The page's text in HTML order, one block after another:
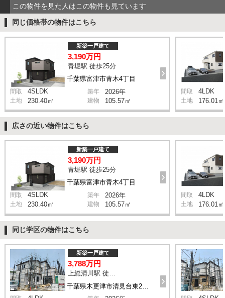
この物件を見た人はこの物件も見ています
同じ価格帯の物件はこちら
千葉県富津市青木4丁目
新築一戸建て
3,190万円
青堀駅 徒歩25分
間取 4SLDK 築年 2026年
土地 230.40㎡ 建物 105.57㎡
間取 4LDK
土地 176.01㎡
広さの近い物件はこちら
千葉県富津市青木4丁目
新築一戸建て
3,190万円
青堀駅 徒歩25分
間取 4SLDK 築年 2026年
土地 230.40㎡ 建物 105.57㎡
間取 4LDK
土地 176.01㎡
同じ学区の物件はこちら
新築一戸建て
3,788万円
上総清川駅 徒歩19分